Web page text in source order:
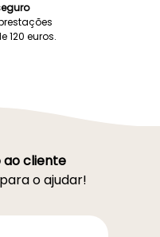
120 euros.
ao cliente
o ajudar!